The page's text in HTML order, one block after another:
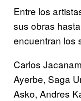
Entre los
sus obras
encuentran los
Carlos
Ayerbe, Saga
Asko, Andres